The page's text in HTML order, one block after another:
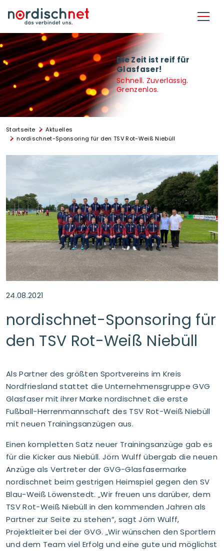
Die Zeit ist reif für
Glasfaser!
Schnell. Zuverlässig.
Grenzenlos.
Startseite
Aktuelles
nordischnet-Sponsoring für den TSV Rot-Weiß Niebüll
24.08.2021
nordischnet-Sponsoring für
den TSV Rot-Weiß Niebüll
Als Partner des größten Sportvereins im Kreis
Nordfriesland stattet die Unternehmensgruppe GVG
Glasfaser mit ihrer Marke nordischnet die erste
Fußball-Herrenmannschaft des TSV Rot-Weiß Niebüll
mit neuen Trainingsanzügen aus.
Einen kompletten Satz neuer Trainingsanzüge gab es
für die Kicker aus Niebüll. Jörn Wulff übergab die neuen
Anzüge als Vertreter der GVG-Glasfasermarke
nordischnet beim gestrigen Heimspiel gegen den SV
Blau-Weiß Löwenstedt. „Wir freuen uns darüber, dem
TSV Rot-Weiß Niebüll in den kommenden Jahren als
Partner zur Seite zu stehen“, sagt Jörn Wulff,
Projektleiter bei der GVG. „Wir wünschen den Sportlern
und dem Team viel Erfolg und eine gute und möglichst